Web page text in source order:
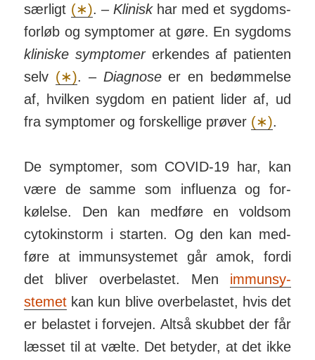
særligt (∗). – Kliniskhar med et syg­doms­
for­løb og symp­tomer at gøre. En sygdoms
kliniske symp­tomerer­kendes af pati­enten
selv (∗). – Diagnoseer en be­døm­melse
af, hvilken syg­dom en patient lider af, ud
fra symp­tomer og for­skellige prøver (∗).
De symptomer, som COVID-19 har, kan
være de samme som influ­enza og for­
kølelse. Den kan med­føre en voldsom
cyto­kin­storm i starten. Og den kan med­
føre at im­mun­sy­stemet går amok, fordi
det bliver over­be­lastet. Men immun­sy­
stemet kan kun blive over­be­lastet, hvis det
er be­lastet i for­vejen. Altså skubbet der får
læsset til at vælte. Det betyder, at det ikke